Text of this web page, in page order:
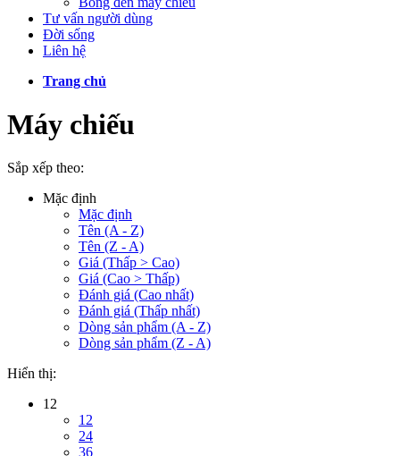
Tư vấn người dùng
Đời sống
Liên hệ
Trang chủ
Máy chiếu
Sắp xếp theo:
Mặc định
Mặc định
Tên (A - Z)
Tên (Z - A)
Giá (Thấp > Cao)
Giá (Cao > Thấp)
Đánh giá (Cao nhất)
Đánh giá (Thấp nhất)
Dòng sản phẩm (A - Z)
Dòng sản phẩm (Z - A)
Hiển thị:
12
12
24
36